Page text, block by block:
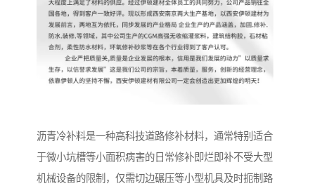
沥青冷补料是一种高科技道路修补材料，通常特别适合
于微小坑槽等小面积病害的日常修补即烂即补不受大型
机械设备的限制，仅需切边碾压等小型机具及时扼制路